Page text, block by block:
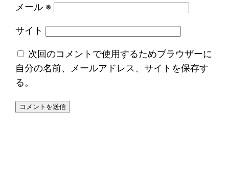
メール ※
サイト
次回のコメントで使用するためブラウザーに
自分の名前、メールアドレス、サイトを保存す
る。